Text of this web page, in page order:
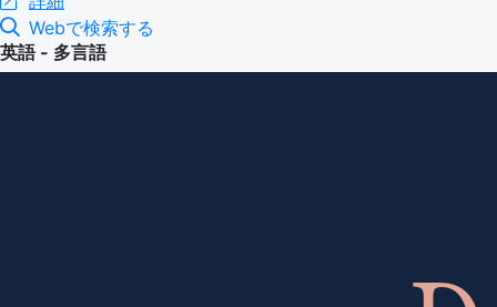
Webで検索する
英語 - 多言語